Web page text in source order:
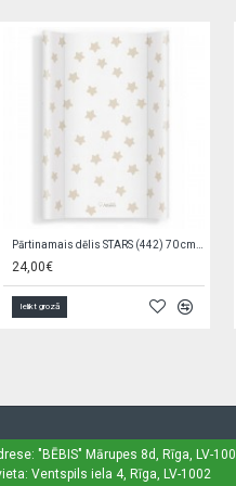
Mīļlupatiņa TRUSĪTIS 25x25 cm 9512
7,40€
Ielikt grozā
"BĒBIS" Mārupes 8d, Rīga, LV-
Ventspils iela 4, Rīga, LV-1002